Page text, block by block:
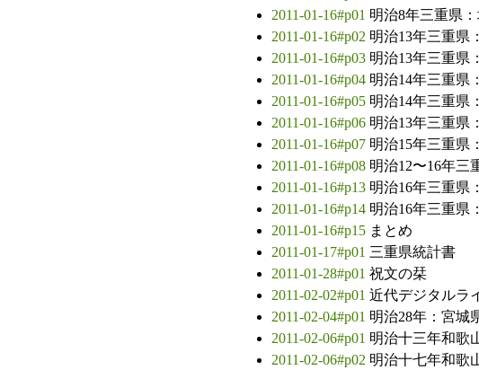
2011-01-16#p01 明治8年三重県
2011-01-16#p02 明治13年三重県
2011-01-16#p03 明治13年三重県
2011-01-16#p04 明治14年三重県
2011-01-16#p05 明治14年三重県
2011-01-16#p06 明治13年三重県
2011-01-16#p07 明治15年三重県
2011-01-16#p08 明治12〜16年三
2011-01-16#p13 明治16年三重県
2011-01-16#p14 明治16年三重県
2011-01-16#p15 まとめ
2011-01-17#p01 三重県統計書
2011-01-28#p01 祝文の栞
2011-02-02#p01 近代デジタルラ
2011-02-04#p01 明治28年：宮城
2011-02-06#p01 明治十三年和歌
2011-02-06#p02 明治十七年和歌